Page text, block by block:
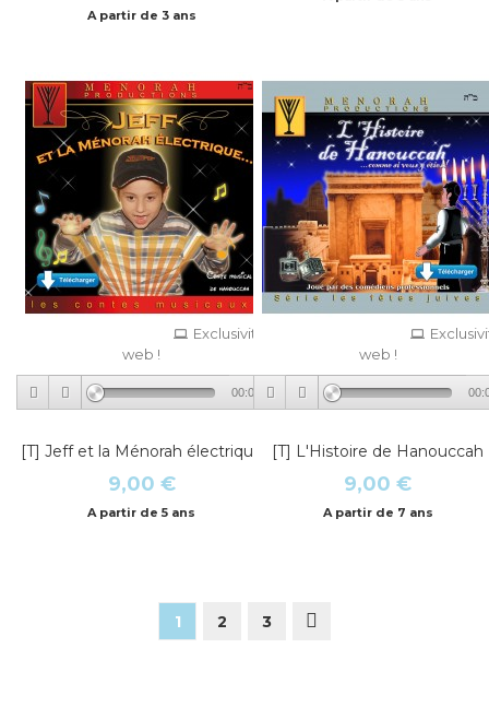
A partir de 3 ans
Exclusivité
web !
00:00
[T] Jeff et la Ménorah électrique
9,00 €
A partir de 5 ans
web !
[T] L'Histoire de Hanouccah
9,00 €
A partir de 7 ans
1 2 3